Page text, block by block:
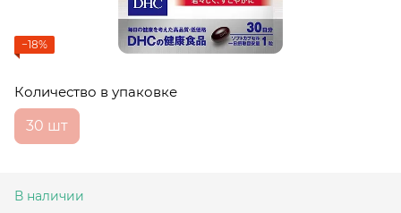
−18%
Количество в упаковке
30 шт
В наличии